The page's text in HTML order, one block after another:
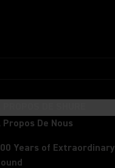
Propos De Nous
Years of Extraordinary